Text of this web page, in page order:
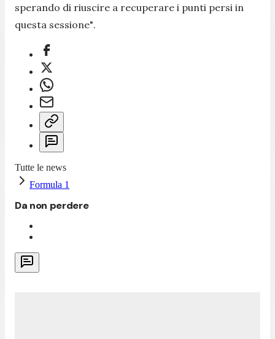
sperando di riuscire a recuperare i punti persi in
questa sessione".
Tutte le news
Formula 1
Da non perdere